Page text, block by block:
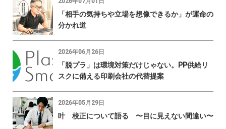
「相手の気持ちや立場を想像できるか」が運命の
分かれ道
2026年06月26日
「脱プラ」は環境対策だけじゃない。PP供給リ
スクに備える印刷会社の代替提案
2026年05月29日
叶 校正について語る 〜目に見えない間違い〜